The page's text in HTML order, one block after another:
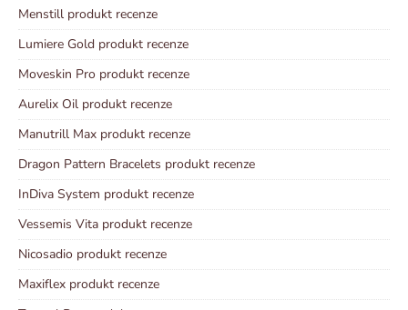
Menstill produkt recenze
Lumiere Gold produkt recenze
Moveskin Pro produkt recenze
Aurelix Oil produkt recenze
Manutrill Max produkt recenze
Dragon Pattern Bracelets produkt recenze
InDiva System produkt recenze
Vessemis Vita produkt recenze
Nicosadio produkt recenze
Maxiflex produkt recenze